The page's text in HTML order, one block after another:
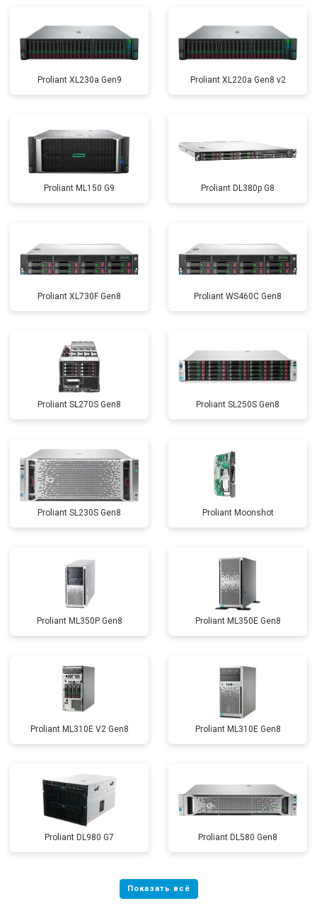
Proliant XL230a Gen9 Proliant XL220a Gen8 v2
Proliant ML150 G9 Proliant DL380p G8
Proliant XL730F Gen8 Proliant WS460C Gen8
Proliant SL270S Gen8 Proliant SL250S Gen8
Proliant SL230S Gen8 Proliant Moonshot
Proliant ML350P Gen8 Proliant ML350E Gen8
Proliant ML310E V2 Gen8 Proliant ML310E Gen8
Proliant DL980 G7 Proliant DL580 Gen8